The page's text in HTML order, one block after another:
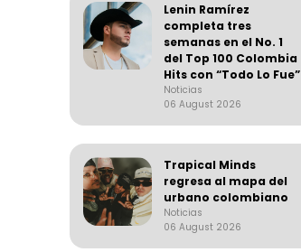
Lenin Ramírez
completa tres
semanas en el No. 1
del Top 100 Colombia
Hits con “Todo Lo Fue”
Noticias
06 August 2026
Trapical Minds
regresa al mapa del
urbano colombiano
Noticias
06 August 2026